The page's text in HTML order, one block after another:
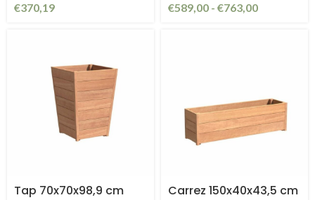
€370,19 €589,00 - €763,00
Tap 70x70x98,9 cm Carrez 150x40x43,5 cm